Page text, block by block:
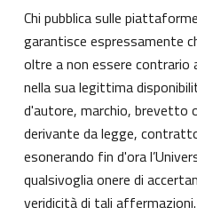
Chi pubblica sulle
garantisce espressamente
oltre a non essere contrario
nella sua legittima
d'autore, marchio, brevetto
derivante da legge,
esonerando fin d'ora
qualsivoglia onere di
veridicità di tali affermazioni.